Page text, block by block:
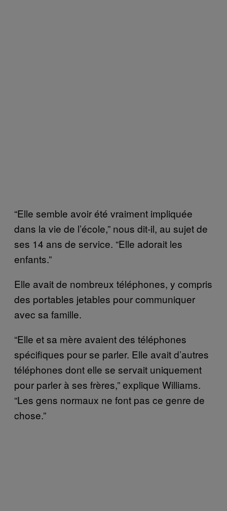
“Elle semble avoir été vraiment impliquée
dans la vie de l’école,” nous dit-il, au sujet de
ses 14 ans de service. “Elle adorait les
enfants.”
Elle avait de nombreux téléphones, y compris
des portables jetables pour communiquer
avec sa famille.
“Elle et sa mère avaient des téléphones
spécifiques pour se parler. Elle avait d’autres
téléphones dont elle se servait uniquement
pour parler à ses frères,” explique Williams.
“Les gens normaux ne font pas ce genre de
chose.”